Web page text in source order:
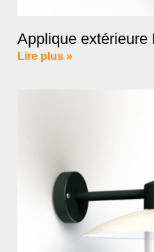
Applique extérieure
Lire plus »